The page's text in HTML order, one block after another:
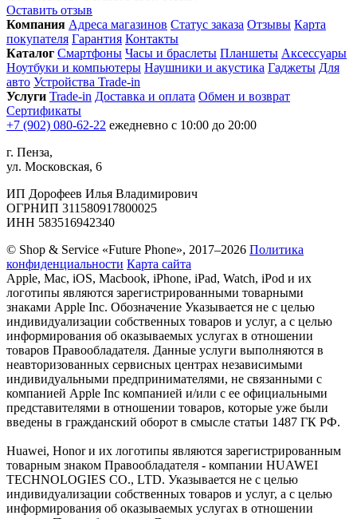
Оставить отзыв
Компания Адреса магазинов Статус заказа Отзывы Карта
покупателя Гарантия Контакты
Каталог Смартфоны Часы и браслеты Планшеты Аксессуары
Ноутбуки и компьютеры Наушники и акустика Гаджеты Для
авто Устройства Trade-in
Услуги Trade-in Доставка и оплата Обмен и возврат
Сертификаты
+7 (902) 080-62-22 ежедневно с 10:00 до 20:00
г. Пенза,
ул. Московская, 6
ИП Дорофеев Илья Владимирович
ОГРНИП 311580917800025
ИНН 583516942340
© Shop & Service «Future Phone», 2017–2026 Политика
конфиденциальности Карта сайта
Apple, Mac, iOS, Macbook, iPhone, iPad, Watch, iPod и их
логотипы являются зарегистрированными товарными
знаками Apple Inc. Обозначение Указывается не с целью
индивидуализации собственных товаров и услуг, а с целью
информирования об оказываемых услугах в отношении
товаров Правообладателя. Данные услуги выполняются в
неавторизованных сервисных центрах независимыми
индивидуальными предпринимателями, не связанными с
компанией Apple Inc компанией и/или с ее официальными
представителями в отношении товаров, которые уже были
введены в гражданский оборот в смысле статьи 1487 ГК РФ.
Huawei, Honor и их логотипы являются зарегистрированным
товарным знаком Правообладателя - компании HUAWEI
TECHNOLOGIES CO., LTD. Указывается не с целью
индивидуализации собственных товаров и услуг, а с целью
информирования об оказываемых услугах в отношении